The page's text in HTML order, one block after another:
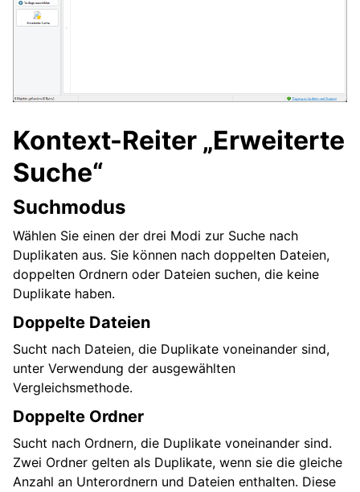
Kontext-Reiter „Erweiterte
Suche“
Suchmodus
Wählen Sie einen der drei Modi zur Suche nach
Duplikaten aus. Sie können nach doppelten Dateien,
doppelten Ordnern oder Dateien suchen, die keine
Duplikate haben.
Doppelte Dateien
Sucht nach Dateien, die Duplikate voneinander sind,
unter Verwendung der ausgewählten
Vergleichsmethode.
Doppelte Ordner
Sucht nach Ordnern, die Duplikate voneinander sind.
Zwei Ordner gelten als Duplikate, wenn sie die gleiche
Anzahl an Unterordnern und Dateien enthalten. Diese